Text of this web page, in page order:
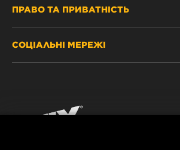
ПРАВО ТА ПРИВАТНІСТЬ
ЗАХИСТ ПЕРСОНАЛЬНИХ ДАНИХ
РЕКВІЗИТИ
СОЦІАЛЬНІ МЕРЕЖІ